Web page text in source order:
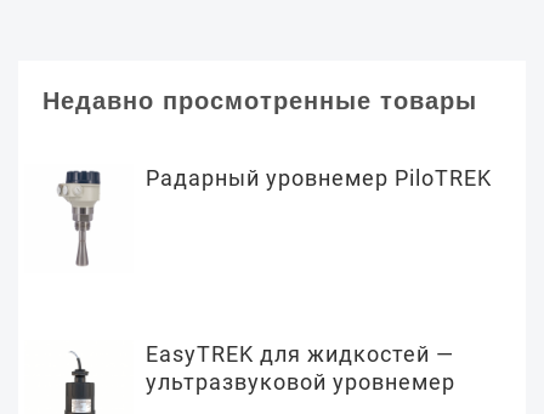
Недавно просмотренные товары
Радарный уровнемер PiloTREK
EasyTREK для жидкостей —
ультразвуковой уровнемер